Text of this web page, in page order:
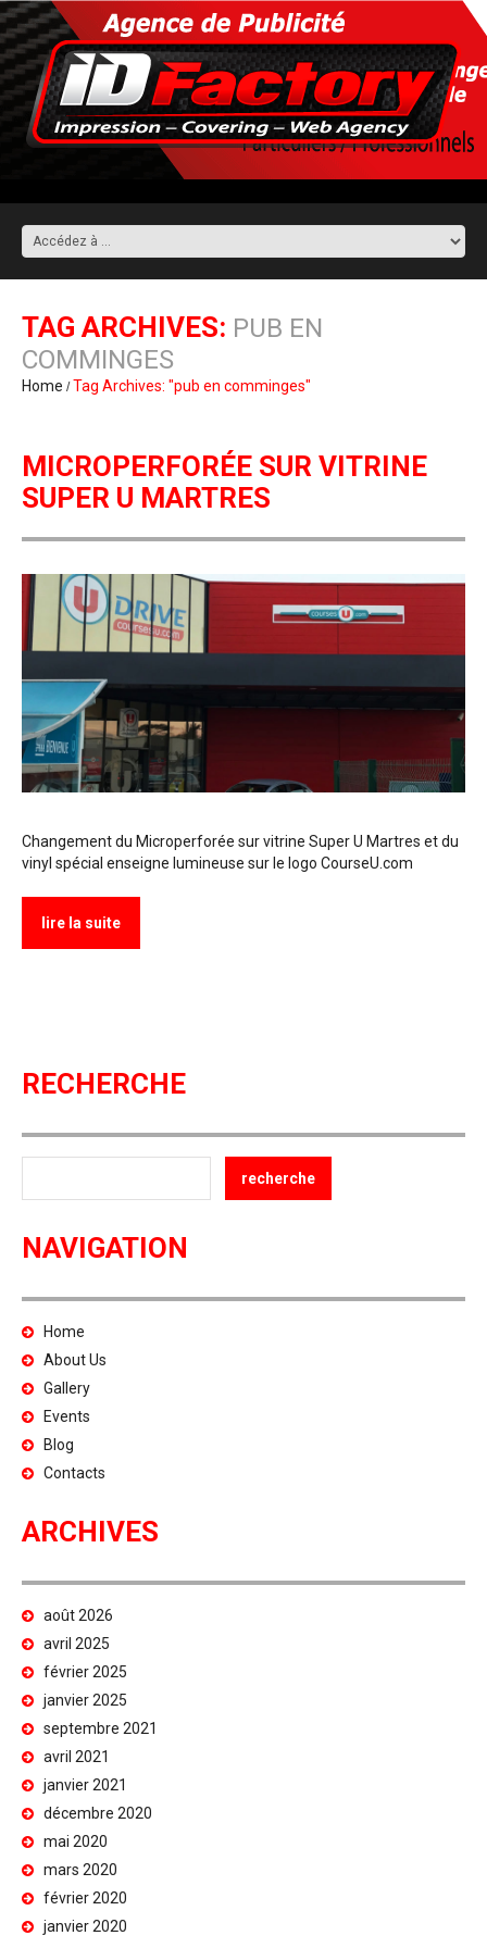
TAG ARCHIVES: PUB EN
COMMINGES
Home Tag Archives: "pub en comminges"
MICROPERFORÉE SUR VITRINE
SUPER U MARTRES
Changement du Microperforée sur vitrine Super U Martres et du
vinyl spécial enseigne lumineuse sur le logo CourseU.com
lire la suite
RECHERCHE
NAVIGATION
Home
About Us
Gallery
Events
Blog
Contacts
ARCHIVES
août 2026
avril 2025
février 2025
janvier 2025
septembre 2021
avril 2021
janvier 2021
décembre 2020
mai 2020
mars 2020
février 2020
janvier 2020